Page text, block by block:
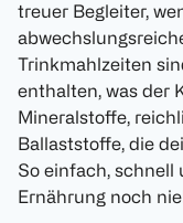
treuer Begleiter,
Trinkmahlzeiten
enthalten, was der
Mineralstoffe,
Ballaststoffe, die
So einfach, schnell
Ernährung noch